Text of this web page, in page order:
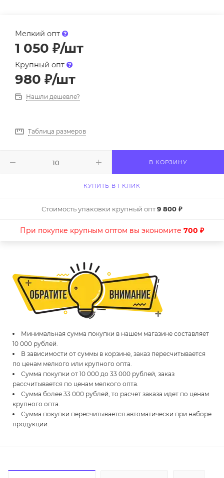
Мелкий опт
1 050 ₽/шт
Крупный опт
980 ₽/шт
Нашли дешевле?
Таблица размеров
В КОРЗИНУ
КУПИТЬ В 1 КЛИК
Стоимость упаковки крупный опт9 800 ₽
При покупке крупным оптом вы экономите 700 ₽
Минимальная сумма покупки в нашем магазине составляет
10 000 рублей.
В зависимости от суммы в корзине, заказ пересчитывается
по ценам мелкого или крупного опта.
Сумма покупки от 10 000 до 33 000 рублей, заказ
рассчитывается по ценам мелкого опта.
Сумма более 33 000 рублей, то расчет заказа идет по ценам
крупного опта.
Сумма покупки пересчитывается автоматически при наборе
продукции.